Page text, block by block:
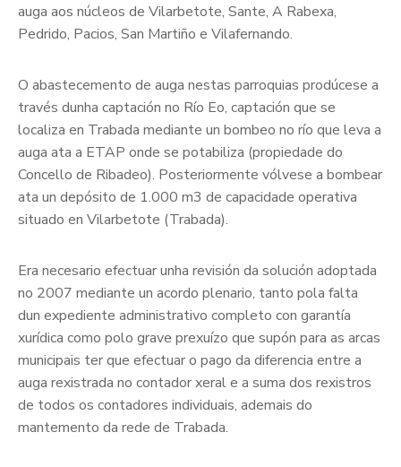
auga aos núcleos de Vilarbetote, Sante, A Rabexa,
Pedrido, Pacios, San Martiño e Vilafernando.
O abastecemento de auga nestas parroquias prodúcese a
través dunha captación no Río Eo, captación que se
localiza en Trabada mediante un bombeo no río que leva a
auga ata a ETAP onde se potabiliza (propiedade do
Concello de Ribadeo). Posteriormente vólvese a bombear
ata un depósito de 1.000 m3 de capacidade operativa
situado en Vilarbetote (Trabada).
Era necesario efectuar unha revisión da solución adoptada
no 2007 mediante un acordo plenario, tanto pola falta
dun expediente administrativo completo con garantía
xurídica como polo grave prexuízo que supón para as arcas
municipais ter que efectuar o pago da diferencia entre a
auga rexistrada no contador xeral e a suma dos rexistros
de todos os contadores individuais, ademais do
mantemento da rede de Trabada.